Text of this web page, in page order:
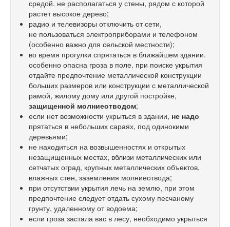
средой. не располагаться у стены, рядом с которой
растет высокое дерево;
радио и телевизоры отключить от сети,
не пользоваться электроприборами и телефоном
(особенно важно для сельской местности);
во время прогулки спрятаться в ближайшем здании.
особенно опасна гроза в поле. при поиске укрытия
отдайте предпочтение металлической конструкции
больших размеров или конструкции с металлической
рамой, жилому дому или другой постройке,
защищенной молниеотводом;
если нет возможности укрыться в здании, не надо
прятаться в небольших сараях, под одинокими
деревьями;
не находиться на возвышенностях и открытых
незащищенных местах, вблизи металлических или
сетчатых оград, крупных металлических объектов,
влажных стен, заземления молниеотвода;
при отсутствии укрытия лечь на землю, при этом
предпочтение следует отдать сухому песчаному
грунту, удаленному от водоема;
если гроза застала вас в лесу, необходимо укрыться